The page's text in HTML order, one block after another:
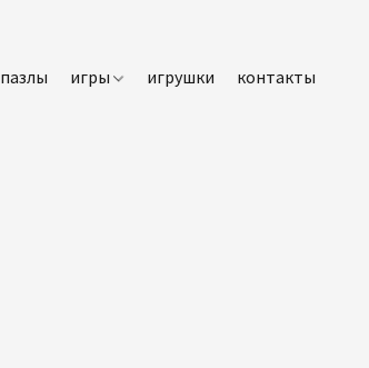
пазлы игры игрушки контакты